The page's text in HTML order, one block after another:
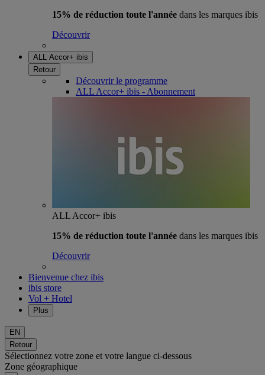
15% de réduction toute l'année dans les marques ibis
Découvrir
ALL Accor+ ibis
Retour
Découvrir le programme
ALL Accor+ ibis - Abonnement
ALL Accor+ ibis
15% de réduction toute l'année dans les marques ibis
Découvrir
Bienvenue chez ibis
ibis store
Vol + Hotel
Plus
EN
Retour
Sélectionnez votre zone et votre langue ci-dessous
Zone géographique